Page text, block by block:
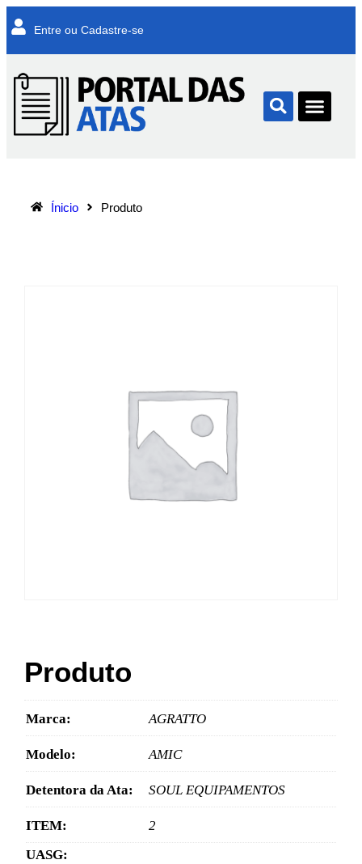
Entre ou Cadastre-se
Ínicio Produto
Produto
Marca: AGRATTO
Modelo: AMIC
Detentora da Ata: SOUL EQUIPAMENTOS
ITEM:
2
UASG: